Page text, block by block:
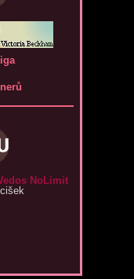
NoLimit